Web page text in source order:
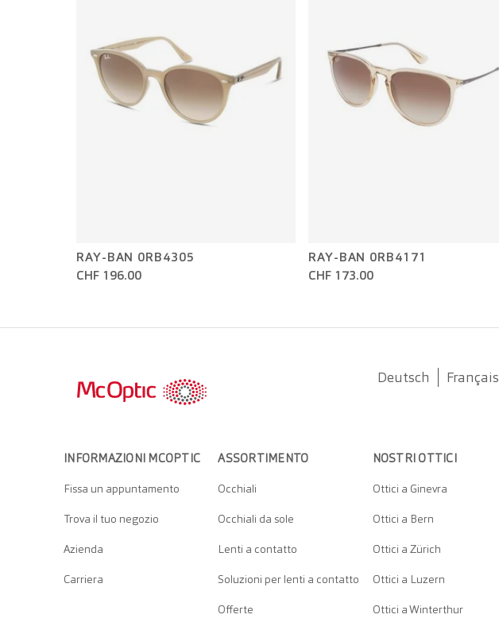
RAY-BAN 0RB4305
CHF 196.00
RAY-BAN 0RB4171
CHF 173.00
Deutsch Français
INFORMAZIONI MCOPTIC
Fissa un appuntamento
Trova il tuo negozio
Azienda
Carriera
ASSORTIMENTO
Occhiali
Occhiali da sole
Lenti a contatto
Soluzioni per lenti a contatto
Offerte
NOSTRI OTTICI
Ottici a Ginevra
Ottici a Bern
Ottici a Zürich
Ottici a Luzern
Ottici a Winterthur